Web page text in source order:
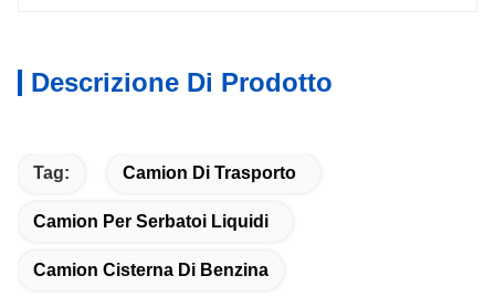
Descrizione Di Prodotto
Tag: Camion Di Trasporto
Camion Per Serbatoi Liquidi
Camion Cisterna Di Benzina